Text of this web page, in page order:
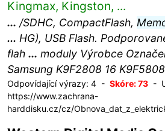
Kingmax, Kingston, ...
... /SDHC, CompactFlash,
... HG), USB Flash.
flah ... moduly Výrobce
Samsung K9F2808 16
Odpovídající výrazy: 4 - Skóre: 73-
https://www.zachrana-
harddisku.cz/cz/